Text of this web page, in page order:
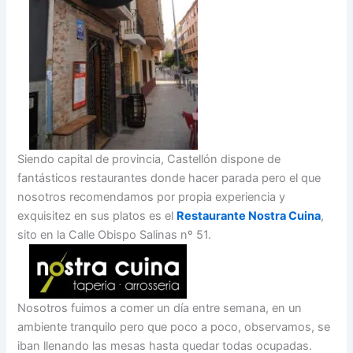
Siendo capital de provincia, Castellón dispone de
fantásticos restaurantes donde hacer parada pero el que
nosotros recomendamos por propia experiencia y
exquisitez en sus platos es el Restaurante Nostra Cuina,
sito en la Calle Obispo Salinas nº 51.
Nosotros fuimos a comer un día entre semana, en un
ambiente tranquilo pero que poco a poco, observamos, se
iban llenando las mesas hasta quedar todas ocupadas.